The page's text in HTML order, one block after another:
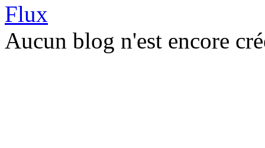
Flux
Aucun blog n'est encore